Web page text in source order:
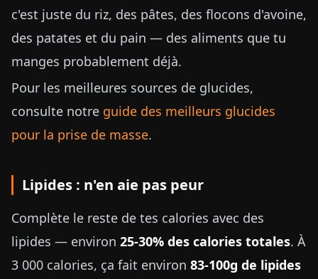
c'est juste du riz, des pâtes, des flocons d'avoine,
des patates et du pain — des aliments que tu
manges probablement déjà.
Pour les meilleures sources de glucides,
consulte notre guide des meilleurs glucides
pour la prise de masse.
Lipides : n'en aie pas peur
Complète le reste de tes calories avec des
lipides — environ 25-30% des calories totales. À
3 000 calories, ça fait environ 83-100g de lipides